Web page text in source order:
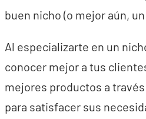
buen nicho (o mejor aún,
Al especializarte en un
conocer mejor a tus
mejores productos a
para satisfacer sus